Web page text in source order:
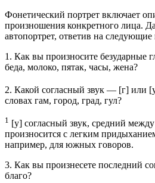
Фонетический портрет включает
произношения конкретного лица.
автопортрет, ответив на
1. Как вы произносите безударные
беда, молоко, пятак, часы, жена?
2. Какой согласный звук — [г] или
словах гам, город, град, гул?
1 [у] согласный звук, средний
произносится с легким
например, для южных говоров.
3. Как вы произнесете последний
благо?